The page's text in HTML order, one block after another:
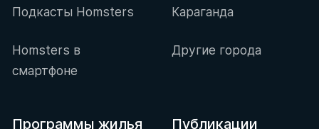
Подкасты Homsters
Homsters в
смартфоне
Караганда
Другие города
Программы жилья Публикации